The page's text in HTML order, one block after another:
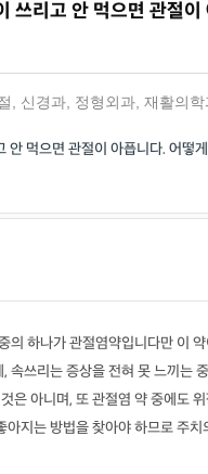
쓰리고 안 먹으면 관절이
신경과 정형외과 재활의학
안 먹으면 관절이 아픕니다. 어떻
의 하나가 관절염약입니다만 이
속쓰리는 증상을 전혀 못 느끼는
은 아니며, 또 관절염 약 중에도
아지는 방법을 찾아야 하므로 주